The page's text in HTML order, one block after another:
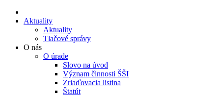
Aktuality
Aktuality
Tlačové správy
O nás
O úrade
Slovo na úvod
Význam činnosti ŠŠI
Zriaďovacia listina
Štatút